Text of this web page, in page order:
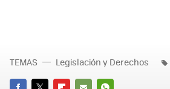
TEMAS Legislación y Derechos